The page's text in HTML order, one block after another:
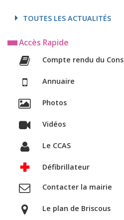
TOUTES LES ACTUALITÉS
Accès Rapide
Compte rendu du
Annuaire
Photos
Vidéos
Le CCAS
Défibrillateur
Contacter la mairie
Le plan de Briscous